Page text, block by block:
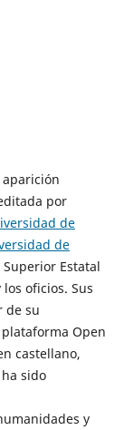
por
de
de
Estatal
oficios. Sus
de su
Open
castellano,
sido
y